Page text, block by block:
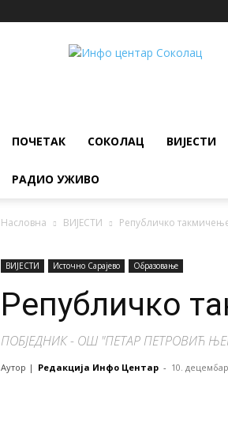
ИНФО
ПОЧЕТАК СОКОЛАЦ ВИЈЕСТИ
РАДИО УЖИВО
Насловна ВИЈЕСТИ Републичко
ВИЈЕСТИ Источно Сарајево Образовање
Републичко
ПОБЈЕДНИК - ОШ "ПЕТАР ПЕТРОВИЋ
Аутор | Редакција Инфо Центар - 10.